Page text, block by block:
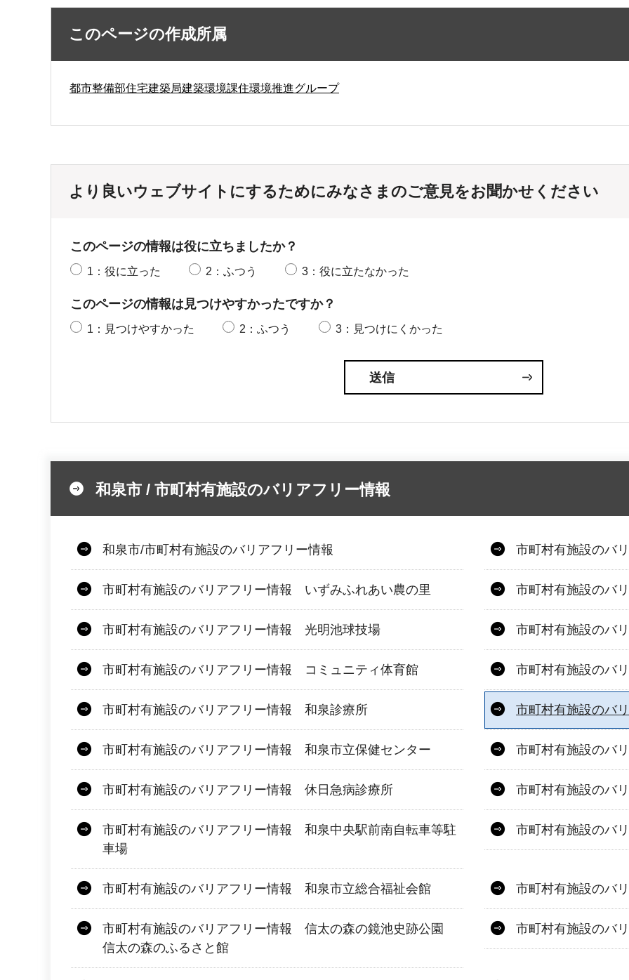
このページの作成所属
都市整備部住宅建築局建築環境課住環境推進グループ
より良いウェブサイトにするためにみなさまのご意見をお聞かせください
このページの情報は役に立ちましたか？
1：役に立った 2：ふつう 3：役に立たなかった
このページの情報は見つけやすかったですか？
1：見つけやすかった 2：ふつう 3：見つけにくかった
和泉市 / 市町村有施設のバリアフリー情報
和泉市/市町村有施設のバリアフリー情報 市町村有施設のバ
市町村有施設のバリアフリー情報 いずみふれあい農の里 市町村有施設のバ
市町村有施設のバリアフリー情報 光明池球技場 市町村有施設のバ
市町村有施設のバリアフリー情報 コミュニティ体育館 市町村有施設のバ
市町村有施設のバリアフリー情報 和泉診療所 市町村有施設のバ
市町村有施設のバリアフリー情報 和泉市立保健センター 市町村有施設のバ
市町村有施設のバリアフリー情報 休日急病診療所 市町村有施設のバ
市町村有施設のバリアフリー情報 和泉中央駅前南自転車等駐
車場
市町村有施設のバ
市町村有施設のバリアフリー情報 和泉市立総合福祉会館 市町村有施設のバ
市町村有施設のバリアフリー情報 信太の森の鏡池史跡公園
信太の森のふるさと館
市町村有施設のバ